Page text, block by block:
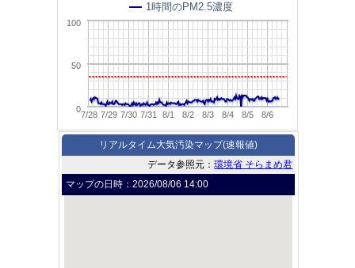
7/28 7/29 7/30 7/31 8/1 8/2 8/3 8/4 8/5 8/6
0
50
100
1時間のPM2.5濃度
リアルタイム大気汚染マップ(速報値)
データ参照元：環境省 そらまめ君
マップの日時：2026/08/06 14:00